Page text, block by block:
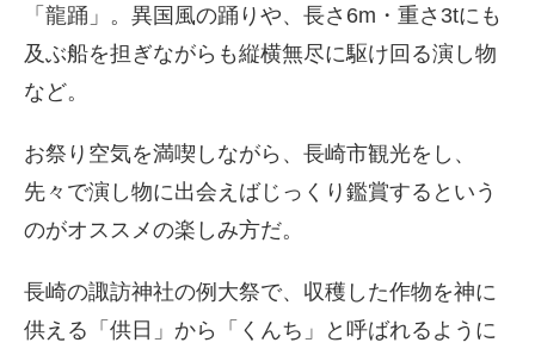
「龍踊」。異国風の踊りや、長さ6m・重さ3tにも
及ぶ船を担ぎながらも縦横無尽に駆け回る演し物
など。
お祭り空気を満喫しながら、長崎市観光をし、
先々で演し物に出会えばじっくり鑑賞するという
のがオススメの楽しみ方だ。
長崎の諏訪神社の例大祭で、収穫した作物を神に
供える「供日」から「くんち」と呼ばれるように